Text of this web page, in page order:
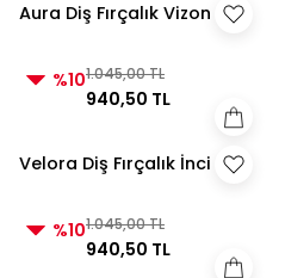
Aura Diş Fırçalık Vizon
%101.045,00 TL
940,50 TL
Velora Diş Fırçalık İnci
%101.045,00 TL
940,50 TL